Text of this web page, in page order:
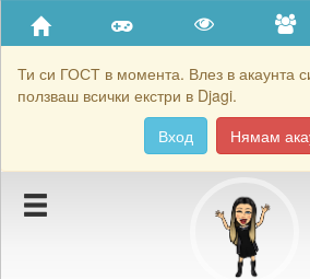
Ти си ГОСТ в момента. Влез в акаунта
ползваш всички екстри в Djagi.
Вход
Нямам
Приятели
Хронология на игри
Подаръците на Chokii22